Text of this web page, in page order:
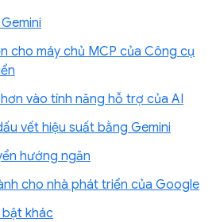
cho máy chủ MCP của Công cụ
vào tính năng hỗ trợ của AI
vết hiệu suất bằng Gemini
hướng ngăn
cho nhà phát triển của Google
bật khác